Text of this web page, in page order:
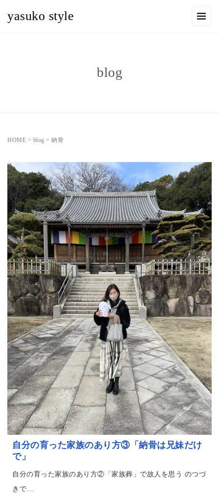
yasuko style
blog
HOME > blog > 納骨
自分の育った家族のあり方③「納骨は兄妹だけ
で」
自分の育った家族のあり方②「家族葬」で故人を思う のつづ
きで…